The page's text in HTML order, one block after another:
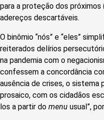
para a proteção dos próximos
adereços descartáveis.
O binômio “nós” e “eles”
reiterados delírios
na pandemia com o
confessem a concordância
ausência de crises, o sistema
prosaico, com os cidadãos
los a partir do menu usual”,